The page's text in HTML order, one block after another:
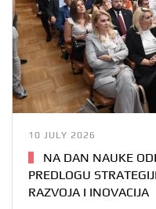
10 JULY 2026
NA DAN NAUKE
PREDLOGU
RAZVOJA I INOVACIJA